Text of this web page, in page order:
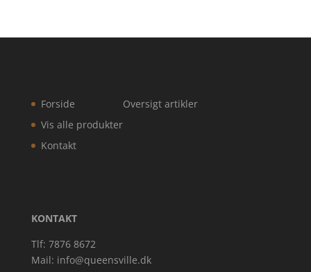
Forside
Vis alle produkter
Kontakt
Oversigt artikler
KONTAKT
Tlf: 7876 8672
Mail: info@queensville.dk